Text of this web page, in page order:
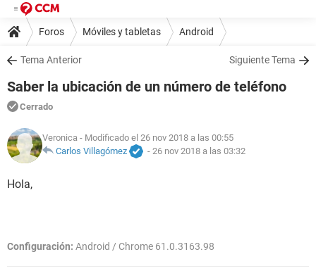
Foros Móviles y tabletas Android
Tema Anterior Siguiente Tema
Saber la ubicación de un número de teléfono
Cerrado
Veronica - Modificado el 26 nov 2018 a las 00:55
Carlos Villagómez
- 26 nov 2018 a las 03:32
Hola,
Configuración: Android / Chrome 61.0.3163.98